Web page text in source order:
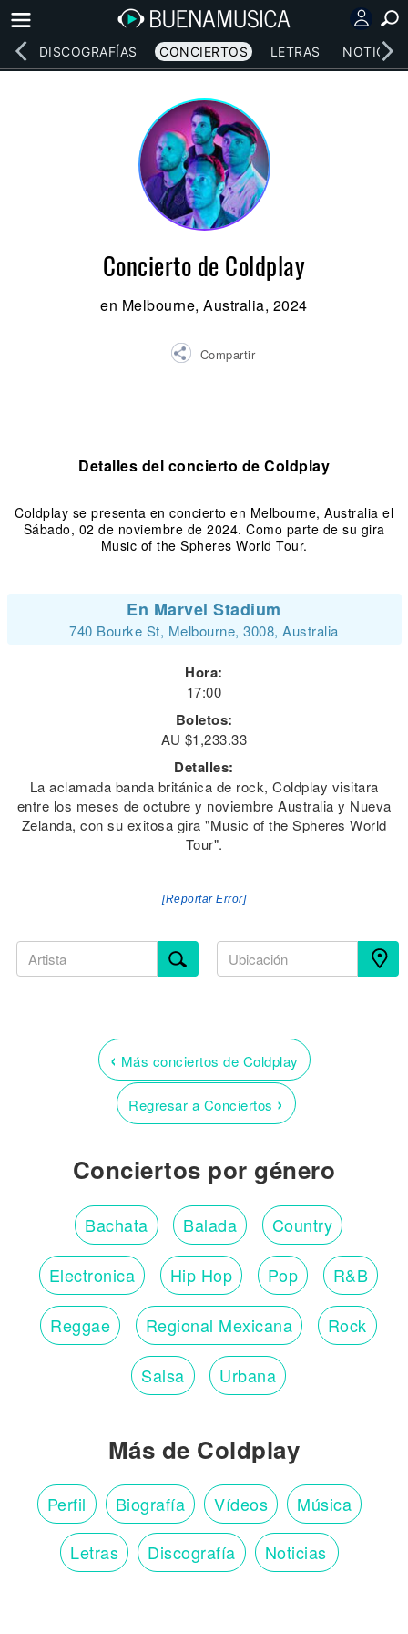
DISCOGRAFÍAS CONCIERTOS LETRAS NOTICIAS
Concierto de Coldplay
en Melbourne, Australia, 2024
Compartir
Detalles del concierto de Coldplay
Coldplay se presenta en concierto en Melbourne, Australia el
Sábado, 02 de noviembre de 2024. Como parte de su gira
Music of the Spheres World Tour.
En Marvel Stadium
740 Bourke St, Melbourne, 3008, Australia
Hora:
17:00
Boletos:
AU $1,233.33
Detalles:
La aclamada banda británica de rock, Coldplay visitara
entre los meses de octubre y noviembre Australia y Nueva
Zelanda, con su exitosa gira "Music of the Spheres World
Tour".
[Reportar Error]
‹ Más conciertos de Coldplay
Regresar a Conciertos ›
Conciertos por género
Bachata Balada Country
Electronica Hip Hop Pop R&B
Reggae Regional Mexicana Rock
Salsa Urbana
Más de Coldplay
Perfil Biografía Vídeos Música
Letras Discografía Noticias